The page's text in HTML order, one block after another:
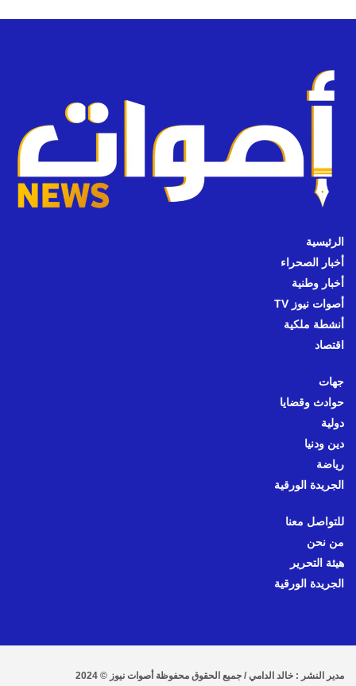
الرئيسية
أخبار الصحراء
أخبار وطنية
أصوات نيوز TV
أنشطة ملكية
اقتصاد
جهات
حوادث وقضايا
دولية
دين ودنيا
رياضة
الجريدة الورقية
للتواصل معنا
من نحن
هيئة التحرير
الجريدة الورقية
مدير النشر : خالد الدامي / جميع الحقوق محفوظة أصوات نيوز © 2024